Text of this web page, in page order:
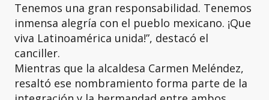
Tenemos una gran responsabilidad. Tenemos
inmensa alegría con el pueblo mexicano. ¡Que
viva Latinoamérica unida!”, destacó el
canciller.
Mientras que la alcaldesa Carmen Meléndez,
resaltó ese nombramiento forma parte de la